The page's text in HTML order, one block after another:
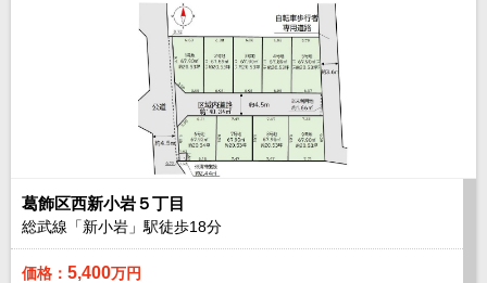
葛飾区西新小岩５丁目
総武線「新小岩」駅徒歩18分
価格： 5,400万円
沖縄支店
松戸支店 成田支店 木更津支店
沖縄支店
スタッフ紹介
千葉本店 松戸支店 成田支店
神奈川支店
沖縄支店